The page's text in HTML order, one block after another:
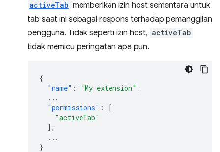
activeTab memberikan izin host sementara untuk
tab saat ini sebagai respons terhadap pemanggilan
pengguna. Tidak seperti izin host, activeTab
tidak memicu peringatan apa pun.
{
"name" : "My extension" ,
...
"permissions" :
[
"activeTab"
],
...
}